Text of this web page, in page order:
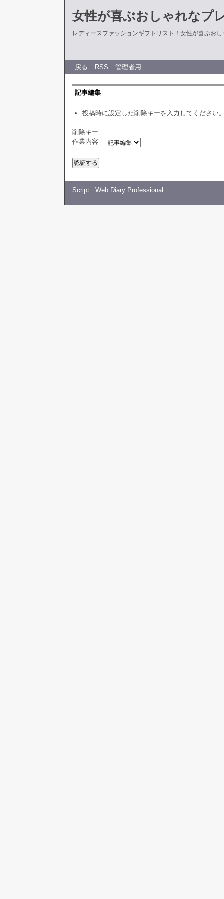
女性が喜ぶおしゃれなプ
レディースファッションギフトリスト！女性が喜ぶお
戻る RSS 管理者用
記事編集
投稿時に設定した削除キーを入力してください
削除キー
作業内容
Script : Web Diary Professional